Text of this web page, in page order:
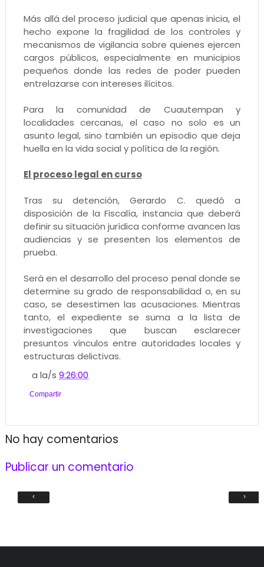
Más allá del proceso judicial que apenas inicia, el
hecho expone la fragilidad de los controles y
mecanismos de vigilancia sobre quienes ejercen
cargos públicos, especialmente en municipios
pequeños donde las redes de poder pueden
entrelazarse con intereses ilícitos.
Para la comunidad de Cuautempan y
localidades cercanas, el caso no solo es un
asunto legal, sino también un episodio que deja
huella en la vida social y política de la región.
El proceso legal en curso
Tras su detención, Gerardo C. quedó a
disposición de la Fiscalía, instancia que deberá
definir su situación jurídica conforme avancen las
audiencias y se presenten los elementos de
prueba.
Será en el desarrollo del proceso penal donde se
determine su grado de responsabilidad o, en su
caso, se desestimen las acusaciones. Mientras
tanto, el expediente se suma a la lista de
investigaciones que buscan esclarecer
presuntos vínculos entre autoridades locales y
estructuras delictivas.
a la/s9:26:00
Compartir
No hay comentarios
Publicar un comentario
‹ ›